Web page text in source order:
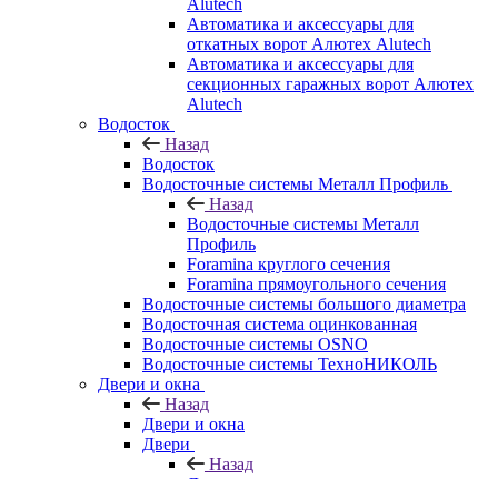
Alutech
Автоматика и аксессуары для
откатных ворот Алютех Alutech
Автоматика и аксессуары для
секционных гаражных ворот Алютех
Alutech
Водосток
Назад
Водосток
Водосточные системы Металл Профиль
Назад
Водосточные системы Металл
Профиль
Foramina круглого сечения
Foramina прямоугольного сечения
Водосточные системы большого диаметра
Водосточная система оцинкованная
Водосточные системы OSNO
Водосточные системы ТехноНИКОЛЬ
Двери и окна
Назад
Двери и окна
Двери
Назад